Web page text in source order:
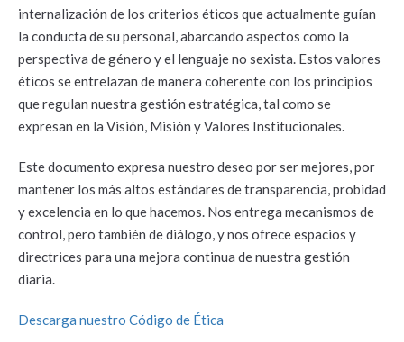
internalización de los criterios éticos que actualmente guían
la conducta de su personal, abarcando aspectos como la
perspectiva de género y el lenguaje no sexista. Estos valores
éticos se entrelazan de manera coherente con los principios
que regulan nuestra gestión estratégica, tal como se
expresan en la Visión, Misión y Valores Institucionales.
Este documento expresa nuestro deseo por ser mejores, por
mantener los más altos estándares de transparencia, probidad
y excelencia en lo que hacemos. Nos entrega mecanismos de
control, pero también de diálogo, y nos ofrece espacios y
directrices para una mejora continua de nuestra gestión
diaria.
Descarga nuestro Código de Ética